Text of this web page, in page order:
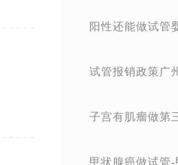
阳性还能做试管
试管报销政策广
子宫有肌瘤做第
甲状腺癌做试管